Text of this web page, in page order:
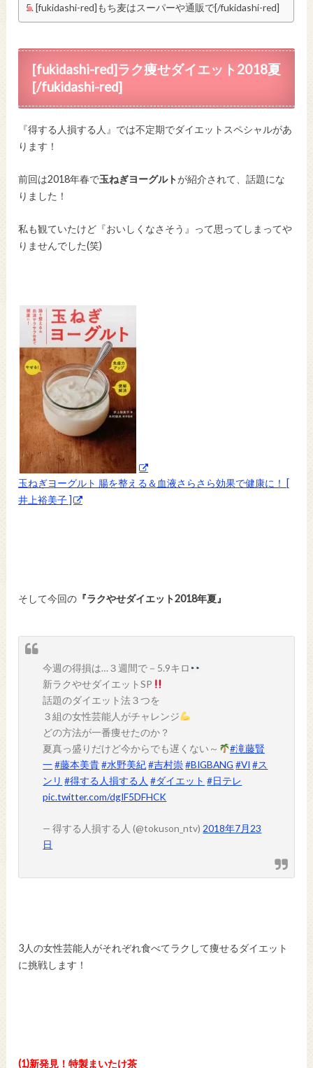
[fukidashi-red]もち麦はスーパーや通販で[/fukidashi-red]
[fukidashi-red]ラク痩せダイエット2018夏
[/fukidashi-red]
『得する人損する人』では不定期でダイエットスペシャルがあ
ります！
前回は2018年春で玉ねぎヨーグルトが紹介されて、話題にな
りました！
私も観ていたけど『おいしくなさそう』って思ってしまってや
りませんでした(笑)
玉ねぎヨーグルト 腸を整える＆血液さらさら効果で健康に！ [
井上裕美子 ]
そして今回の 『ラクやせダイエット2018年夏』
今週の得損は…３週間で－5.9キロ
新ラクやせダイエットSP
話題のダイエット法３つを
３組の女性芸能人がチャレンジ
どの方法が一番痩せたのか？
夏真っ盛りだけど今からでも遅くない～
#滝藤賢
一 #藤本美貴 #水野美紀 #吉村崇 #BIGBANG #VI #ス
ンリ #得する人損する人 #ダイエット #日テレ
pic.twitter.com/dgIF5DFHCK
— 得する人損する人 (@tokuson_ntv) 2018年7月23
日
3人の女性芸能人がそれぞれ食べてラクして痩せるダイエット
に挑戦します！
(1)新発見！特製まいたけ茶